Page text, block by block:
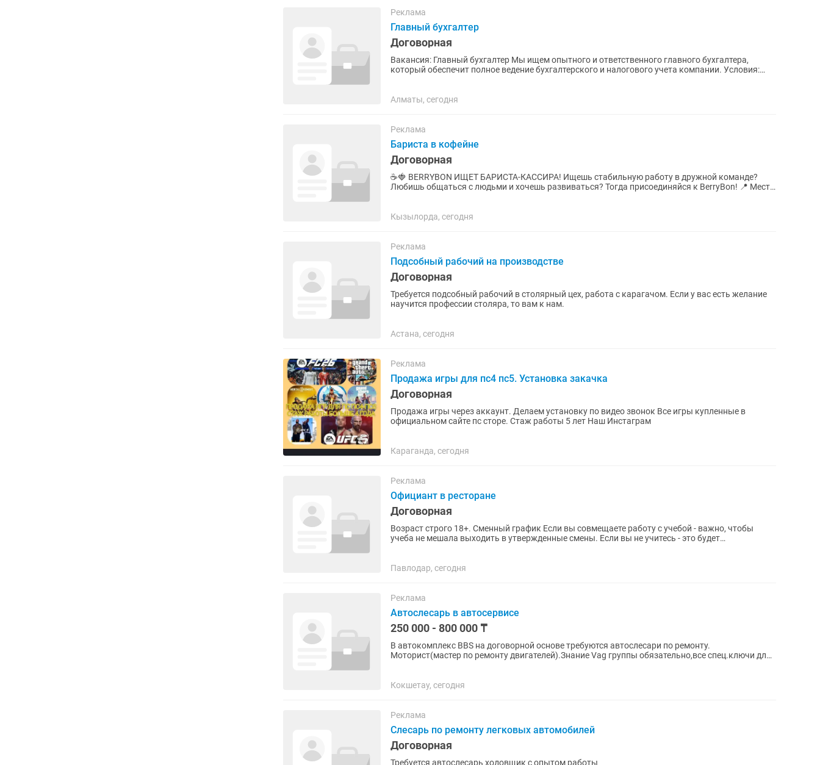
Реклама
Главный бухгалтер
Договорная
Вакансия: Главный бухгалтер Мы ищем опытного и ответственного главного бухгалтера,
который обеспечит полное ведение бухгалтерского и налогового учета компании. Условия:
Алматы, сегодня
Реклама
Бариста в кофейне
Договорная
☕🍓 BERRYBON ИЩЕТ БАРИСТА-КАССИРА! Ищешь стабильную работу в дружной команде?
Любишь общаться с людьми и хочешь развиваться? Тогда присоединяйся к BerryBon! 📍 Место
Кызылорда, сегодня
Реклама
Подсобный рабочий на производстве
Договорная
Требуется подсобный рабочий в столярный цех, работа с карагачом. Если у вас есть желание
научится профессии столяра, то вам к нам.
Астана, сегодня
Реклама
Продажа игры для пс4 пс5. Установка закачка
Договорная
Продажа игры через аккаунт. Делаем установку по видео звонок Все игры купленные в
официальном сайте пс сторе. Стаж работы 5 лет Наш Инстаграм
Караганда, сегодня
Реклама
Официант в ресторане
Договорная
Возраст строго 18+. Сменный график Если вы совмещаете работу с учебой - важно, чтобы
учеба не мешала выходить в утвержденные смены. Если вы не учитесь - это будет
Павлодар, сегодня
Реклама
Автослесарь в автосервисе
250 000 - 800 000 ₸
В автокомплекс BBS на договорной основе требуются автослесари по ремонту.
Моторист(мастер по ремонту двигателей).Знание Vag группы обязательно,все спец.ключи для
Кокшетау, сегодня
Реклама
Слесарь по ремонту легковых автомобилей
Договорная
Требуется автослесарь ходовщик с опытом работы